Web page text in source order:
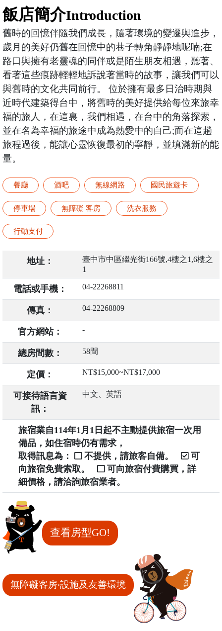
飯店簡介Introduction
舊時的回憶伴隨我們成長，隨著環境的變遷與進步，
歲月的美好仍舊在回憶中的巷子轉角靜靜地呢喃;在
路口與擁有老靈魂的同伴或是陌生朋友相遇，聽著、
看著這些痕跡輕輕地訴說著當時的故事，讓我們可以
與舊時的文化共同前行。 位於擁有最多日治時期與
近時代建築得台中，將舊時的美好提供給每位來旅幸
福的旅人，在這裏，我們相遇，在台中的角落探索，
並在名為幸福的旅途中成為熱愛中的自己;而在這趟
旅程過後，能讓心靈恢復最初的寧靜，並填滿新的能
量。
餐廳 酒吧 無線網路 國民旅遊卡
停車場 無障礙 客房 洗衣服務
行動支付
地址：
臺中市中區繼光街166號,4樓之1,6樓之
1
電話或手機： 04-22268811
傳真： 04-22268809
官方網站： -
總房間數： 58間
定價： NT$15,000~NT$17,000
可接待語言資
訊：
中文、英語
旅宿業自114年1月1日起不主動提供旅宿一次用
備品，如住宿時仍有需求，
取得訊息為：
不提供，請旅客自備。
可
向旅宿免費索取。
可向旅宿付費購買，詳
細價格，請洽詢旅宿業者。
查看房型GO!
無障礙客房‧設施及友善環境